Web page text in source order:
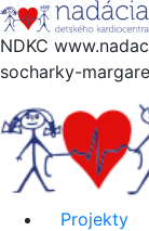
Hore
NDKC
socharky-
Projekty